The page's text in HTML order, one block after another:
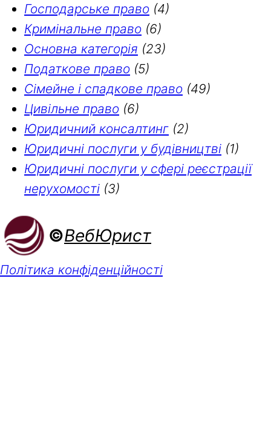
Господарське право (4)
Кримінальне право (6)
Основна категорія (23)
Податкове право (5)
Сімейне і спадкове право (49)
Цивільне право (6)
Юридичний консалтинг (2)
Юридичні послуги у будівництві (1)
Юридичні послуги у сфері реєстрації
нерухомості (3)
©ВебЮрист
Політика конфіденційності